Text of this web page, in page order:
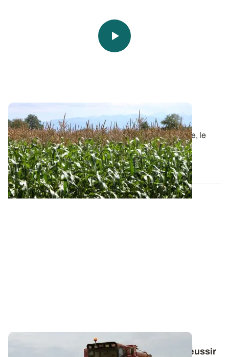
Le maïs : 9 000 ans d’histoire
Depuis Mexico, berceau de cette graminée tropicale, le
maïs a connu neuf millénaires d...
20 DÉC. 2023
Conduite de culture - Les sept clés pour réussir